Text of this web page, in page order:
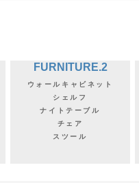
FURNITURE.2
ウォールキャビネット
シェルフ
ナイトテーブル
チェア
スツール